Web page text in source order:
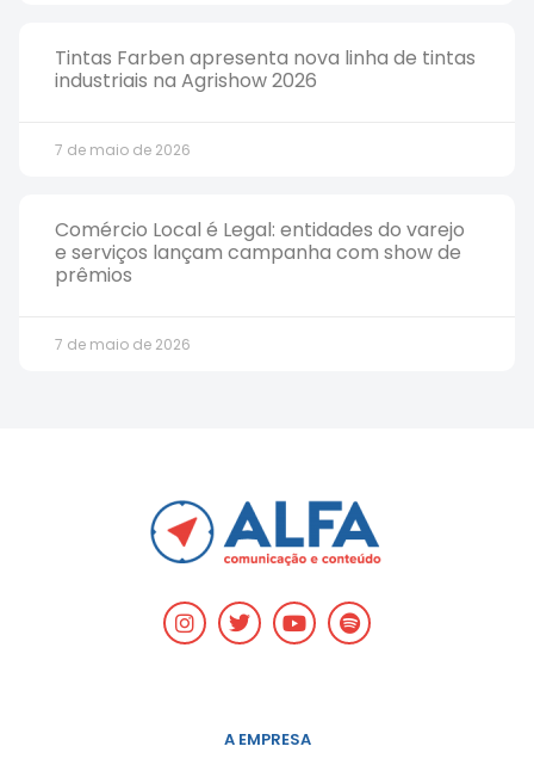
Tintas Farben apresenta nova linha de tintas
industriais na Agrishow 2026
7 de maio de 2026
Comércio Local é Legal: entidades do varejo
e serviços lançam campanha com show de
prêmios
7 de maio de 2026
A EMPRESA